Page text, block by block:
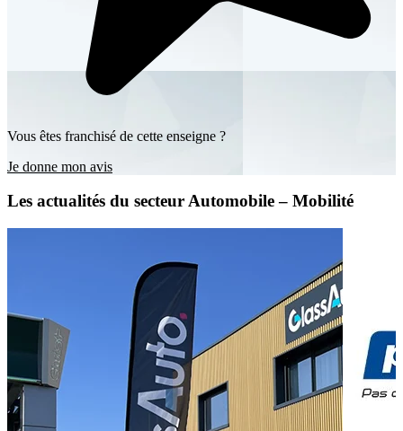
Vous êtes franchisé de cette enseigne ?
Je donne mon avis
Les actualités du secteur Automobile – Mobilité